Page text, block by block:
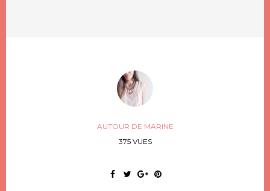
AUTOUR DE MARINE
375 VUES